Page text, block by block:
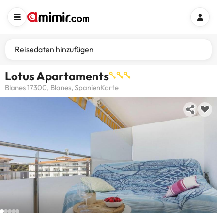
Reisedaten hinzufügen
Lotus Apartaments
Blanes 17300, Blanes, SpanienKarte